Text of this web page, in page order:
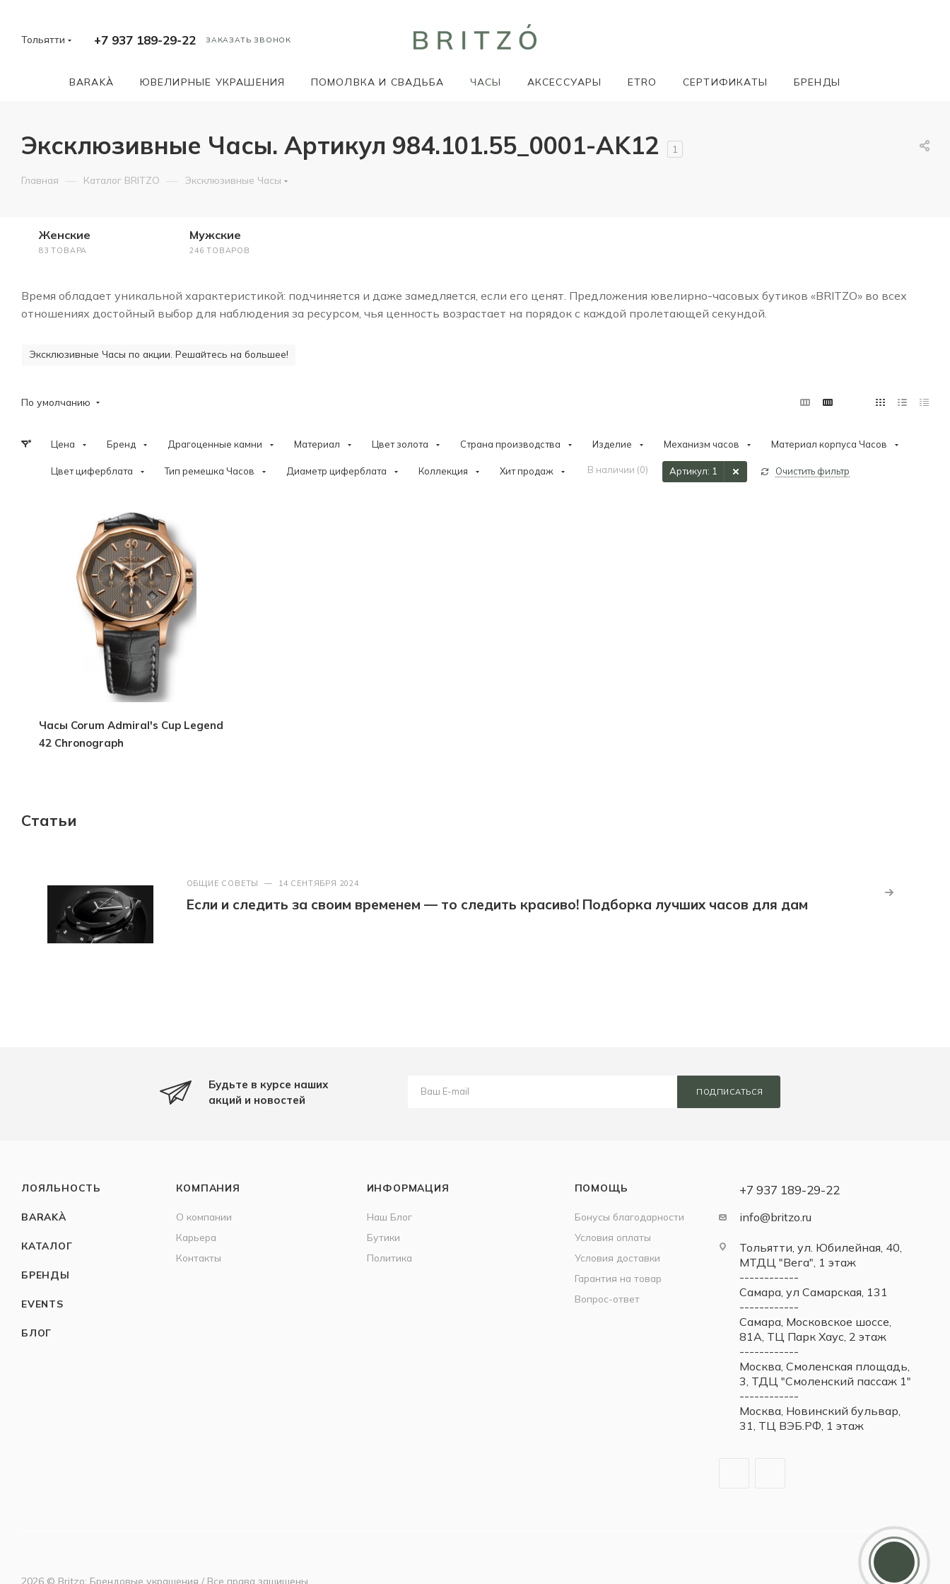
Тольятти +7 937 189-29-22 ЗАКАЗАТЬ ЗВОНОК
BARAKÀ ЮВЕЛИРНЫЕ УКРАШЕНИЯ ПОМОЛВКА И СВАДЬБА ЧАСЫ АКСЕССУАРЫ ETRO СЕРТИФИКАТЫ БРЕНДЫ
Эксклюзивные Часы. Артикул 984.101.55_0001-AK12 1
Главная — Каталог BRITZO — Эксклюзивные Часы
Женские
83 ТОВАРА
Мужские
246 ТОВАРОВ
Время обладает уникальной характеристикой: подчиняется и даже замедляется, если его ценят. Предложения ювелирно-часовых бутиков «BRITZO» во всех
отношениях достойный выбор для наблюдения за ресурсом, чья ценность возрастает на порядок с каждой пролетающей секундой.
Эксклюзивные Часы по акции. Решайтесь на большее!
По умолчанию
Цена Бренд Драгоценные камни Материал Цвет золота Страна производства Изделие Механизм часов Материал корпуса Часов
Цвет циферблата Тип ремешка Часов Диаметр циферблата Коллекция Хит продаж В наличии (0) Артикул: 1 Очистить фильтр
Часы Corum Admiral's Cup Legend
42 Chronograph
Статьи
ОБЩИЕ СОВЕТЫ — 14 СЕНТЯБРЯ 2024
Если и следить за своим временем — то следить красиво! Подборка лучших часов для дам
Будьте в курсе наших
акций и новостей
ПОДПИСАТЬСЯ
ЛОЯЛЬНОСТЬ
BARAKÀ
КАТАЛОГ
БРЕНДЫ
EVENTS
БЛОГ
КОМПАНИЯ
О компании
Карьера
Контакты
ИНФОРМАЦИЯ
Наш Блог
Бутики
Политика
ПОМОЩЬ
Бонусы благодарности
Условия оплаты
Условия доставки
Гарантия на товар
Вопрос-ответ
+7 937 189-29-22
info@britzo.ru
Тольятти, ул. Юбилейная, 40,
МТДЦ "Вега", 1 этаж
------------
Самара, ул Самарская, 131
------------
Самара, Московское шоссе,
81А, ТЦ Парк Хаус, 2 этаж
------------
Москва, Смоленская площадь,
3, ТДЦ "Смоленский пассаж 1"
------------
Москва, Новинский бульвар,
31, ТЦ ВЭБ.РФ, 1 этаж
2026 © Britzo: Брендовые украшения / Все права защищены